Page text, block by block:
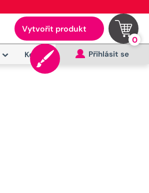
Vytvořit produkt
0
Kontakt Přihlásit se